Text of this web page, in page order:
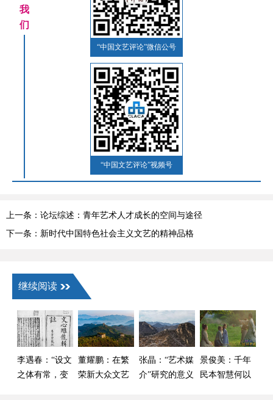
我
们
“中国文艺评论”微信公号
“中国文艺评论”视频号
上一条：论坛综述：青年艺术人才成长的空间与途径
下一条：新时代中国特色社会主义文艺的精神品格
继续阅读
李遇春：“设文
之体有常，变
董耀鹏：在繁
荣新大众文艺
张晶：“艺术媒
介”研究的意义
景俊美：千年
民本智慧何以